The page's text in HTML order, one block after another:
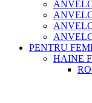
PENTRU
HAINE